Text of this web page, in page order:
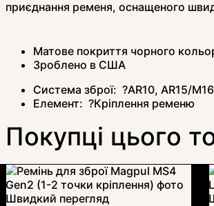
приєднання ременя, оснащеного
Матове покриття чорного
Зроблено в США
Система зброї: ?AR10, AR15/M16
Елемент: ?Кріплення ременю
Покупці цього
Швидкий перегляд